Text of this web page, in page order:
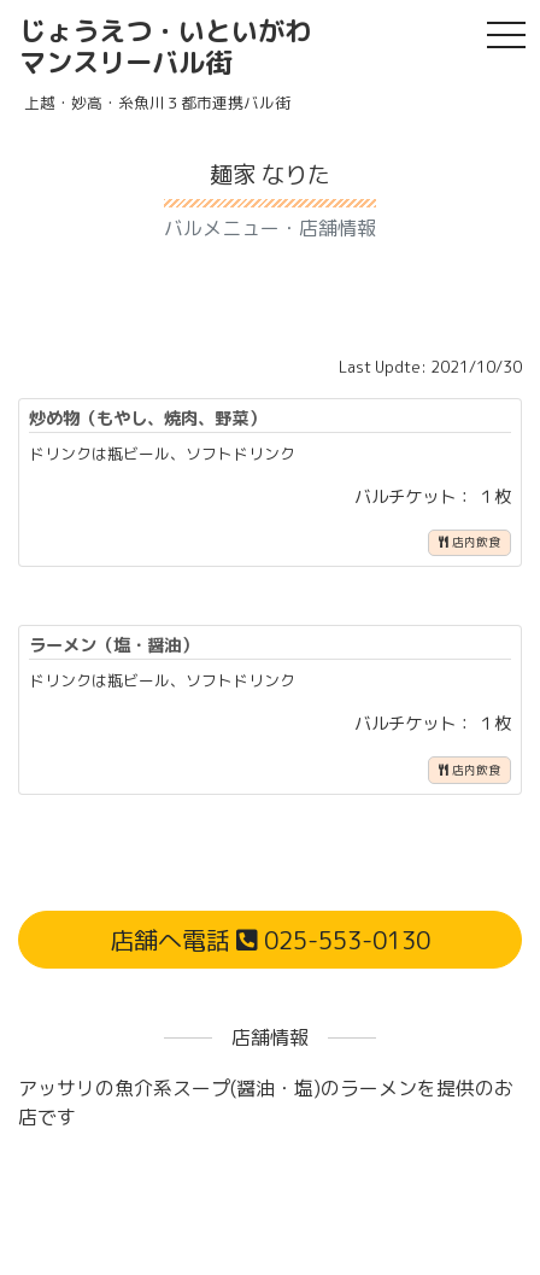
じょうえつ・いといがわ
マンスリーバル街
上越・妙高・糸魚川３都市連携バル街
麺家 なりた
バルメニュー・店舗情報
Last Updte: 2021/10/30
炒め物（もやし、焼肉、野菜）
ドリンクは瓶ビール、ソフトドリンク
バルチケット： １枚
店内飲食
ラーメン（塩・醤油）
ドリンクは瓶ビール、ソフトドリンク
バルチケット： １枚
店内飲食
店舗へ電話 025-553-0130
店舗情報
アッサリの魚介系スープ(醤油・塩)のラーメンを提供のお
店です